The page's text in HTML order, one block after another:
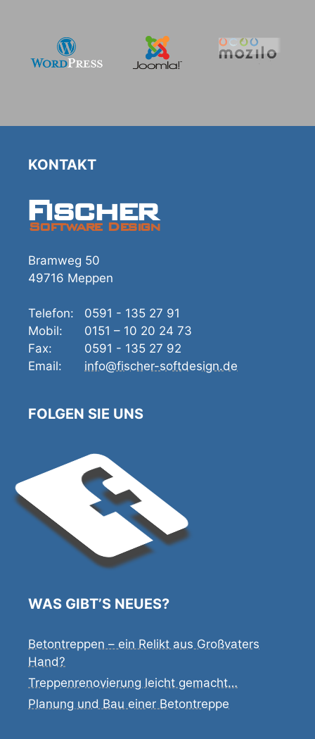
KONTAKT
Fischer
Software Design
Bramweg 50
49716 Meppen
Telefon:
0591 - 135 27 91
Mobil:
0151 – 10 20 24 73
Fax:
0591 - 135 27 92
Email:
info@fischer-softdesign.de
FOLGEN SIE UNS
WAS GIBT’S NEUES?
Betontreppen – ein Relikt aus Großvaters
Hand?
Treppenrenovierung leicht gemacht…
Planung und Bau einer Betontreppe